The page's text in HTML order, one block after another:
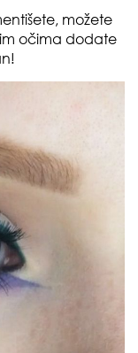
možete
očima dodate